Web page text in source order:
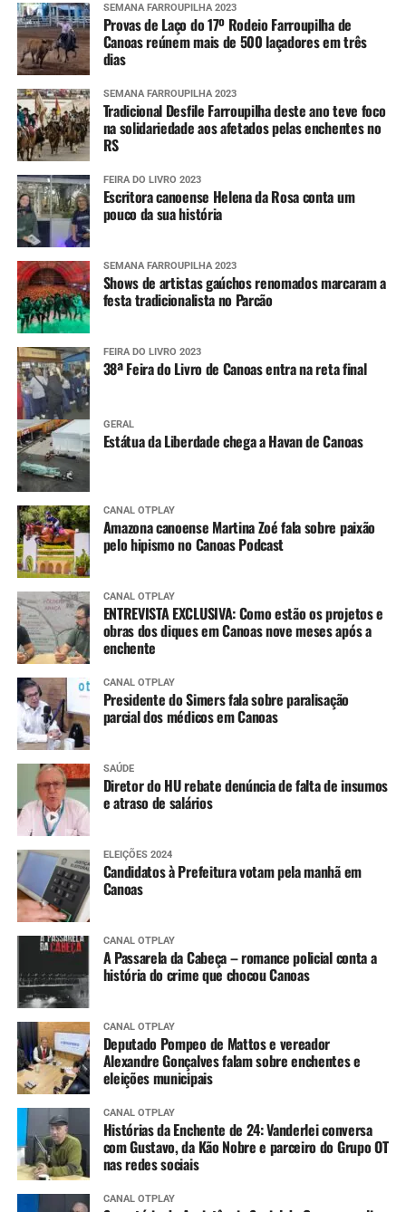
SEMANA FARROUPILHA 2023
Provas de Laço do 17º Rodeio Farroupilha de
Canoas reúnem mais de 500 laçadores em três
dias
SEMANA FARROUPILHA 2023
Tradicional Desfile Farroupilha deste ano teve foco
na solidariedade aos afetados pelas enchentes no
RS
FEIRA DO LIVRO 2023
Escritora canoense Helena da Rosa conta um
pouco da sua história
SEMANA FARROUPILHA 2023
Shows de artistas gaúchos renomados marcaram a
festa tradicionalista no Parcão
FEIRA DO LIVRO 2023
38ª Feira do Livro de Canoas entra na reta final
GERAL
Estátua da Liberdade chega a Havan de Canoas
CANAL OTPLAY
Amazona canoense Martina Zoé fala sobre paixão
pelo hipismo no Canoas Podcast
CANAL OTPLAY
ENTREVISTA EXCLUSIVA: Como estão os projetos e
obras dos diques em Canoas nove meses após a
enchente
CANAL OTPLAY
Presidente do Simers fala sobre paralisação
parcial dos médicos em Canoas
SAÚDE
Diretor do HU rebate denúncia de falta de insumos
e atraso de salários
ELEIÇÕES 2024
Candidatos à Prefeitura votam pela manhã em
Canoas
CANAL OTPLAY
A Passarela da Cabeça – romance policial conta a
história do crime que chocou Canoas
CANAL OTPLAY
Deputado Pompeo de Mattos e vereador
Alexandre Gonçalves falam sobre enchentes e
eleições municipais
CANAL OTPLAY
Histórias da Enchente de 24: Vanderlei conversa
com Gustavo, da Kão Nobre e parceiro do Grupo OT
nas redes sociais
CANAL OTPLAY